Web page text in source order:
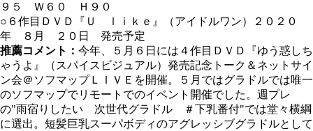
９５ Ｗ６０ Ｈ９０
○６作目ＤＶＤ『Ｕ ｌｉｋｅ』（アイドルワン）２０２０
年 ８月 ２０日 発売予定
推薦コメント： 今年、５月６日には４作目ＤＶＤ『ゆう惑しち
ゃうよ』（スパイスビジュアル）発売記念トーク＆ネットサイ
ン会＠ソフマップＬＩＶＥを開催。５月ではグラドルでは唯一
のソフマップでリモートでのイベント開催でした。週プレ
の"雨宿りしたい 次世代グラドル ＃下乳番付"では堂々横綱
に選出。短髪巨乳スーパボディのアグレッシブグラドルとして